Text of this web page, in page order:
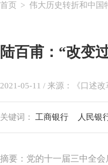
首页 > 伟大历史转折和中国
陆百甫：“改变
2021-05-11 / 来源：《口述
关键词： 工商银行 人民银
摘要：党的十一届三中全